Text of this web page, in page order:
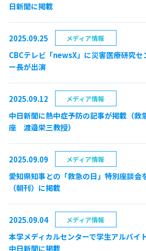
日新聞に掲載
2025.09.25 メディア情報
CBCテレビ「newsX」に災害医療研究セ
ー長が出演
2025.09.12 メディア情報
中日新聞に熱中症予防の記事が掲載（救
座 渡邉栄三教授）
2025.09.09 メディア情報
愛知県知事との「救急の日」特別座談会
（朝刊）に掲載
2025.09.04 メディア情報
本学メディカルセンターで学生アルバイ
中日新聞に掲載